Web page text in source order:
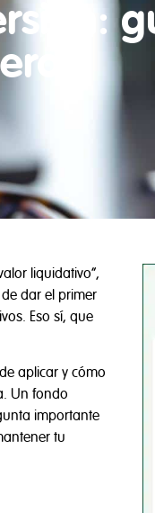
liquidativo”,
dar el primer
Eso sí, que
aplicar y cómo
Un fondo
importante
tu